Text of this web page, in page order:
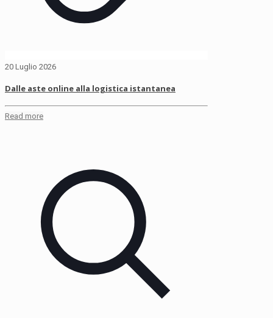
20 Luglio 2026
Dalle aste online alla logistica istantanea
Read more